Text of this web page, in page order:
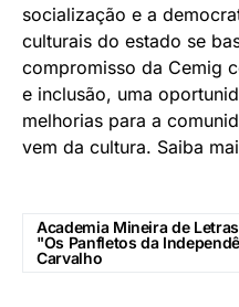
socialização e a
culturais do estado se
compromisso da Cemig
e inclusão, uma
melhorias para a
vem da cultura. Saiba
Academia Mineira de
"Os Panfletos da
Carvalho